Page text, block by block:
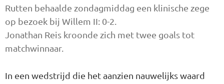
Rutten behaalde zondagmiddag een klinische zege
op bezoek bij Willem II: 0-2.
Jonathan Reis kroonde zich met twee goals tot
matchwinnaar.
In een wedstrijd die het aanzien nauwelijks waard